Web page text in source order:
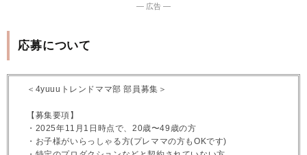
― 広告 ―
応募について
＜4yuuuトレンドママ部 部員募集＞
【募集要項】
・2025年11月1日時点で、20歳〜49歳の方
・お子様がいらっしゃる方(プレママの方もOKです)